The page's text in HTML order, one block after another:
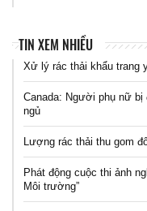
TIN XEM NHIỀU
Xử lý rác thải khẩu trang
Canada: Người phụ nữ
ngủ
Lượng rác thải thu gom
Phát động cuộc thi ảnh
Môi trường”